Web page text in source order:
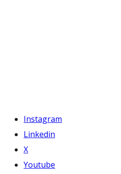
Instagram
Linkedin
X
Youtube